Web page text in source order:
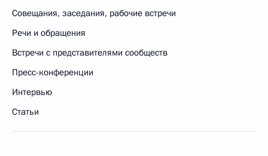
Совещания, заседания, рабочие встречи
Речи и обращения
Встречи с представителями сообществ
Пресс-конференции
Интервью
Статьи